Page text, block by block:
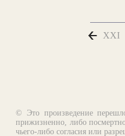
XXI
© Это произведение
прижизненно, либо
чьего-либо согласия или